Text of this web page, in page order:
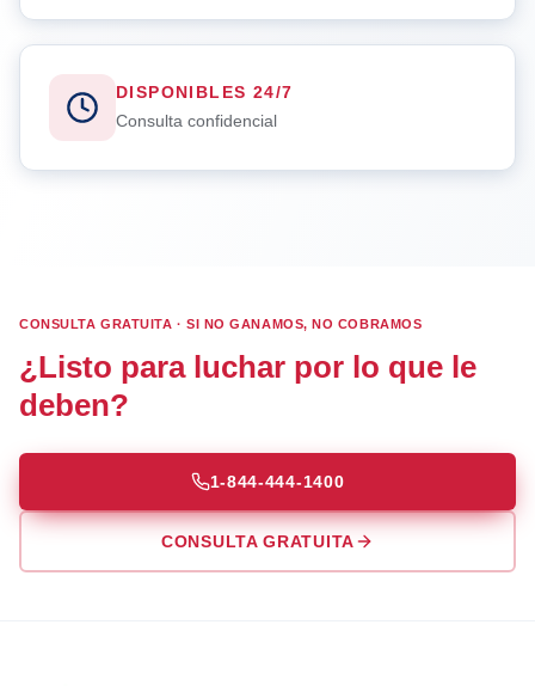
DISPONIBLES 24/7
Consulta confidencial
CONSULTA GRATUITA · SI NO GANAMOS, NO COBRAMOS
¿Listo para luchar por lo que le
deben?
1-844-444-1400
CONSULTA GRATUITA